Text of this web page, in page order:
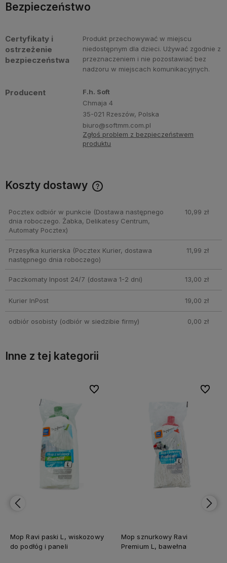
Bezpieczeństwo
Certyfikaty i
ostrzeżenie
bezpieczeństwa
Produkt przechowywać w miejscu
niedostępnym dla dzieci. Używać zgodnie z
przeznaczeniem i nie pozostawiać bez
nadzoru w miejscach komunikacyjnych.
Producent
F.h. Soft
Chmaja 4
35-021 Rzeszów, Polska
biuro@softmm.com.pl
Zgłoś problem z bezpieczeństwem
produktu
Koszty dostawy
Pocztex odbiór w punkcie (Dostawa następnego
dnia roboczego. Żabka, Delikatesy Centrum,
Automaty Pocztex)
10,99 zł
Przesyłka kurierska (Pocztex Kurier, dostawa
następnego dnia roboczego)
11,99 zł
Paczkomaty Inpost 24/7 (dostawa 1-2 dni) 13,00 zł
Kurier InPost 19,00 zł
odbiór osobisty(odbiór w siedzibie firmy) 0,00 zł
Inne z tej kategorii
Mop Ravi paski L, wiskozowy
do podłóg i paneli
Do ulubionych
Do ulubionych
Mop sznurkowy Ravi
Premium L, bawełna
Do
Do